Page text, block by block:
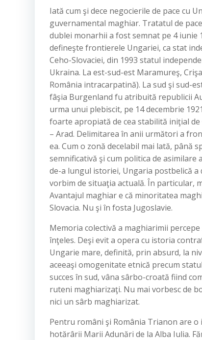
Iată cum şi dece negocierile de pace cu
guvernamental maghiar. Tratatul de
dublei monarhii a fost semnat pe 4 iunie
defineşte frontierele Ungariei, ca stat
Ceho-Slovaciei, din 1993 statul
Ukraina. La est-sud-est Maramureş,
România intracarpatină). La sud şi sud-
fâşia Burgenland fu atribuită republicii
urma unui plebiscit, pe 14 decembrie
foarte apropiată de cea stabilită iniţial
– Arad. Delimitarea în anii următori a
ea. Cum o zonă decelabil mai lată, până
semnificativă şi cum politica de
de-a lungul istoriei, Ungaria postbelică
vorbim de situaţia actuală. În particular,
Avantajul maghiar e că minoritatea
Slovacia. Nu şi în fosta Jugoslavie.
Memoria colectivă a maghiarimii
înţeles. Deşi evit a opera cu istoria
Ungarie mare, definită, prin absurd, la
aceeaşi omogenitate etnică precum
succes în sud, vâna sârbo-croată fiind
ruteni maghiarizaţi. Nu mai vorbesc de
nici un sârb maghiarizat.
Pentru români şi România Trianon are
hotărârii Marii Adunări de la Alba Iulia.